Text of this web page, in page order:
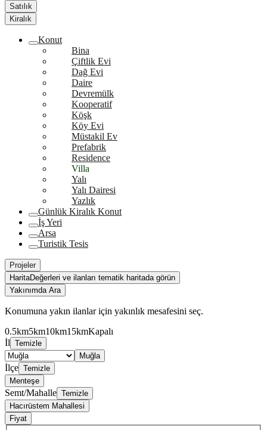
Satılık
Kiralık
Konut
Bina
Çiftlik Evi
Dağ Evi
Daire
Devremülk
Kooperatif
Köşk
Köy Evi
Müstakil Ev
Prefabrik
Residence
Villa
Yalı
Yalı Dairesi
Yazlık
Günlük Kiralık Konut
İş Yeri
Arsa
Turistik Tesis
Projeler
HaritaDeğerleri ve ilanları tematik haritada görün
Yakınımda Ara
Konumuna yakın ilanlar için yakınlık mesafesini seç.
0.5km5km10km15kmKapalı
İl Temizle
Muğla
İlçe Temizle
Menteşe
Semt/Mahalle Temizle
Hacırüstem Mahallesi
Fiyat